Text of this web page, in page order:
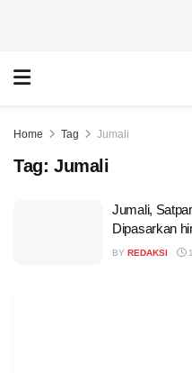
Home Tag Jumali
Tag: Jumali
Jumali,
Dipasarkan
BY REDAKSI